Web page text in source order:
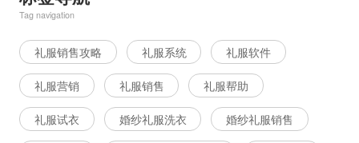
Tag navigation
礼服销售攻略 礼服系统 礼服软件
礼服营销 礼服销售 礼服帮助
礼服试衣 婚纱礼服洗衣 婚纱礼服销售